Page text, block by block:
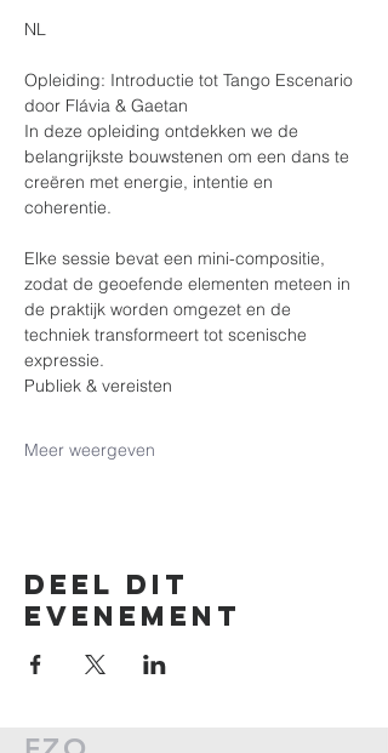
NL
Opleiding: Introductie tot Tango Escenario
door Flávia & Gaetan
In deze opleiding ontdekken we de
belangrijkste bouwstenen om een dans te
creëren met energie, intentie en
coherentie.
Elke sessie bevat een mini-compositie,
zodat de geoefende elementen meteen in
de praktijk worden omgezet en de
techniek transformeert tot scenische
expressie.
Publiek & vereisten
Meer weergeven
Deel dit
evenement